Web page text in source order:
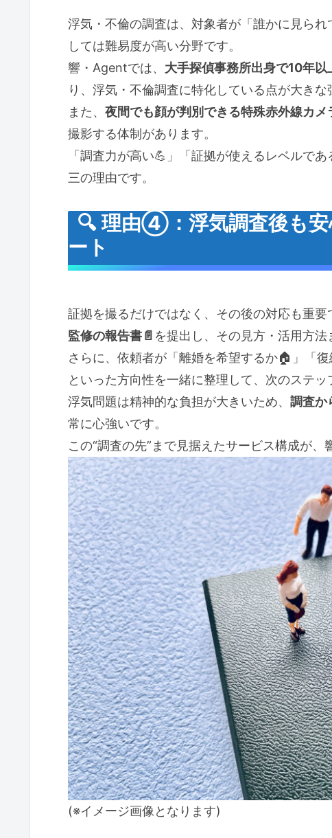
浮気・不倫の調査は、対象者が「誰かに見ら
しては難易度が高い分野です。
響・Agentでは、 大手探偵事務所出身で10年以
り、浮気・不倫調査に特化している点が大きな
また、 夜間でも顔が判別できる特殊赤外線カメ
撮影する体制があります。
「調査力が高い💪」「証拠が使えるレベルで
三の理由です。
🔍 理由④：浮気調査後も
ート
証拠を撮るだけではなく、その後の対応も重要
監修の報告書📄 を提出し、その見方・活用方法
さらに、依頼者が「離婚を希望するか🏠」「
といった方向性を一緒に整理して、次のステッ
浮気問題は精神的な負担が大きいため、 調査か
常に心強いです。
この“調査の先”まで見据えたサービス構成が
(※イメージ画像となります)